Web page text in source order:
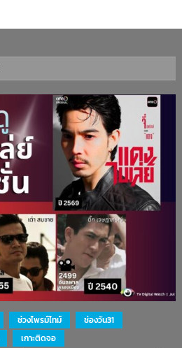
ช่วงไพรม์ไทม์
ช่องวัน31
เกาะติดจอ